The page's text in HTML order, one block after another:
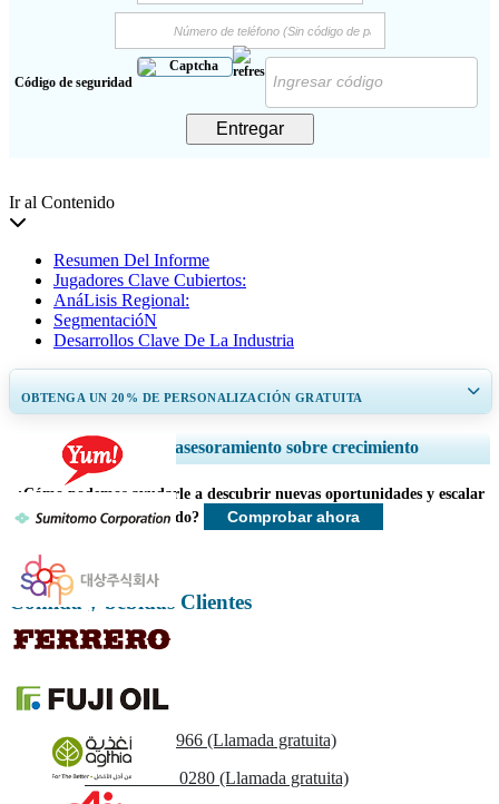
Código de seguridad
Entregar
Ir al Contenido
Resumen Del Informe
Jugadores Clave Cubiertos:
AnáLisis Regional:
SegmentacióN
Desarrollos Clave De La Industria
OBTENGA UN 20% DE PERSONALIZACIÓN GRATUITA
Ampliar la cobertura regional y por país, Análisis de segmentos, Perfiles
de empresas, Benchmarking competitivo, e información sobre el usuario
final.
Personalizar ahora
Servicios de asesoramiento sobre crecimiento
¿Cómo podemos ayudarle a descubrir nuevas oportunidades y escalar
más rápido?
Comprobar ahora
Comida y bebidas Clientes
Contáctenos
US +1 833 909 2966 (Llamada gratuita)
UK+44 808 502 0280 (Llamada gratuita)